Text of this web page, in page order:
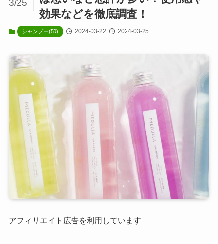
効果などを徹底調査！
3/25
シャンプー(50) 2024-03-22 2024-03-25
アフィリエイト広告を利用しています